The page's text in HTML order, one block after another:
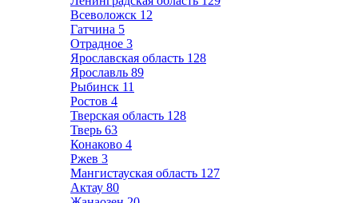
Всеволожск 12
Гатчина 5
Отрадное 3
Ярославская область 128
Ярославль 89
Рыбинск 11
Ростов 4
Тверская область 128
Тверь 63
Конаково 4
Ржев 3
Мангистауская область 127
Актау 80